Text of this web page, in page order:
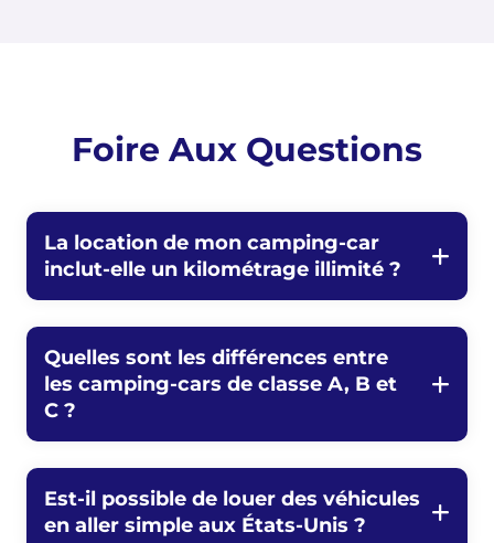
Foire Aux Questions
La location de mon camping-car
inclut-elle un kilométrage illimité ?
Quelles sont les différences entre
les camping-cars de classe A, B et
C ?
Est-il possible de louer des véhicules
en aller simple aux États-Unis ?